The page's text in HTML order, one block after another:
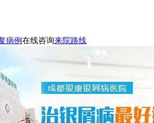
病例在线咨询来院路线